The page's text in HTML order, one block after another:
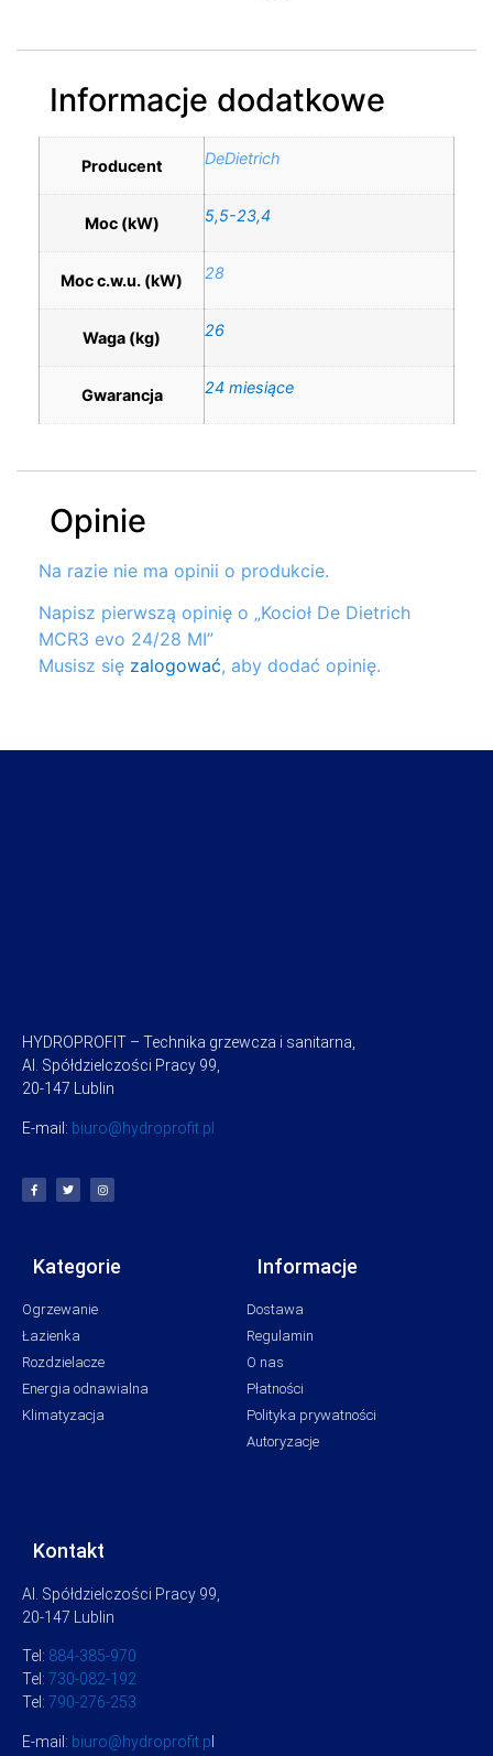
Informacje dodatkowe
Producent DeDietrich
Moc (kW) 5,5-23,4
Moc c.w.u. (kW) 28
Waga (kg) 26
Gwarancja 24 miesiące
Opinie
Na razie nie ma opinii o produkcie.
Napisz pierwszą opinię o „Kocioł De Dietrich
MCR3 evo 24/28 MI”
Musisz się zalogować, aby dodać opinię.
HYDROPROFIT – Technika grzewcza i sanitarna,
Al. Spółdzielczości Pracy 99,
20-147 Lublin
E-mail: biuro@hydroprofit.pl
Kategorie
Ogrzewanie
Łazienka
Rozdzielacze
Energia odnawialna
Klimatyzacja
Informacje
Dostawa
Regulamin
O nas
Płatności
Polityka prywatności
Autoryzacje
Kontakt
Al. Spółdzielczości Pracy 99,
20-147 Lublin
Tel: 884-385-970
Tel: 730-082-192
Tel: 790-276-253
E-mail: biuro@hydroprofit.p